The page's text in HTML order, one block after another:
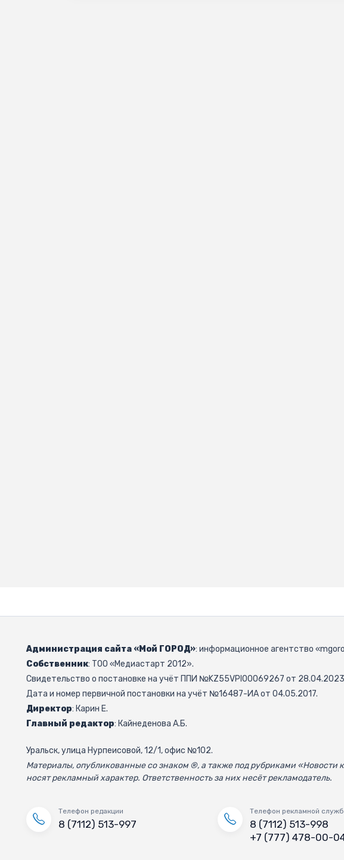
Администрация сайта «Мой ГОРОД»: информационное агентство
Собственник: ТОО «Медиастарт 2012».
Свидетельство о постановке на учёт ППИ №KZ55VPI00069267 от
Дата и номер первичной постановки на учёт №16487-ИА от 04.05.2017.
Директор: Карин Е.
Главный редактор: Кайнеденова А.Б.
Уральск, улица Нурпеисовой, 12/1, офис №102.
Материалы, опубликованные со знаком ®, а также под рубриками
носят рекламный характер. Ответственность за них несёт рекламодатель.
Телефон редакции
8 (7112) 513-997
Телефон рекламной
8 (7112) 513-998
+7 (777) 478-00-